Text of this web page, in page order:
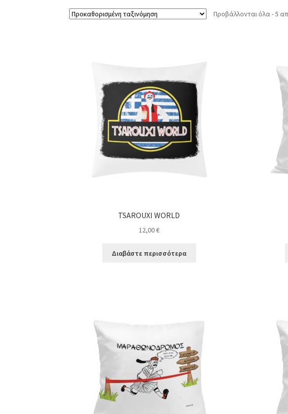
Προβάλλονται όλα - 5
TSAROUXI WORLD
12,00€
Διαβάστε περισσότερα